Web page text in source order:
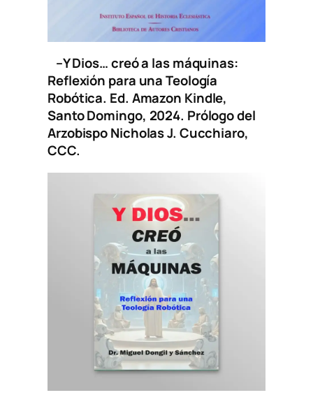
–Y Dios… creó a las máquinas:
Reflexión para una Teología
Robótica. Ed. Amazon Kindle,
Santo Domingo, 2024. Prólogo del
Arzobispo Nicholas J. Cucchiaro,
CCC.